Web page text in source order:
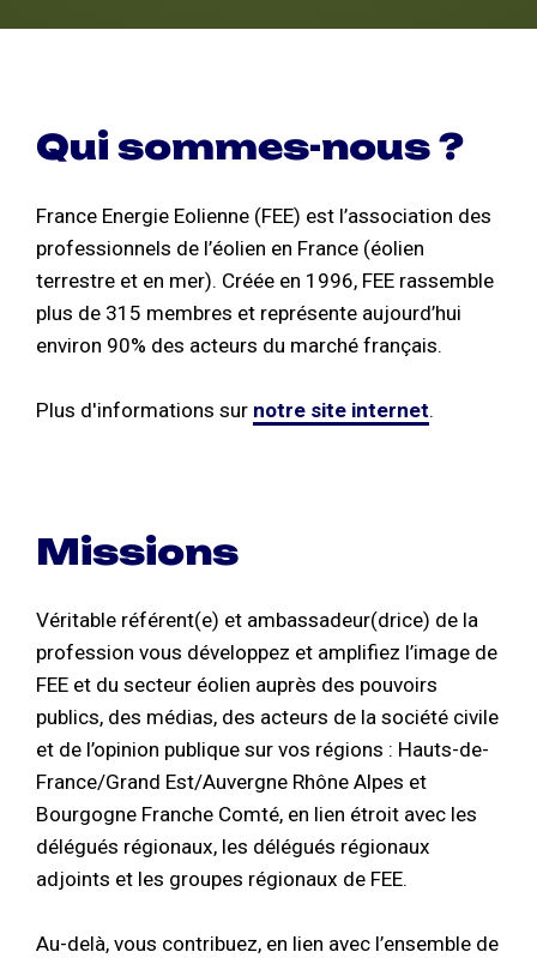
Qui sommes-nous ?
France Energie Eolienne (FEE) est l’association des
professionnels de l’éolien en France (éolien
terrestre et en mer). Créée en 1996, FEE rassemble
plus de 315 membres et représente aujourd’hui
environ 90% des acteurs du marché français.
Plus d'informations sur notre site internet.
Missions
Véritable référent(e) et ambassadeur(drice) de la
profession vous développez et amplifiez l’image de
FEE et du secteur éolien auprès des pouvoirs
publics, des médias, des acteurs de la société civile
et de l’opinion publique sur vos régions : Hauts-de-
France/Grand Est/Auvergne Rhône Alpes et
Bourgogne Franche Comté, en lien étroit avec les
délégués régionaux, les délégués régionaux
adjoints et les groupes régionaux de FEE.
Au-delà, vous contribuez, en lien avec l’ensemble de